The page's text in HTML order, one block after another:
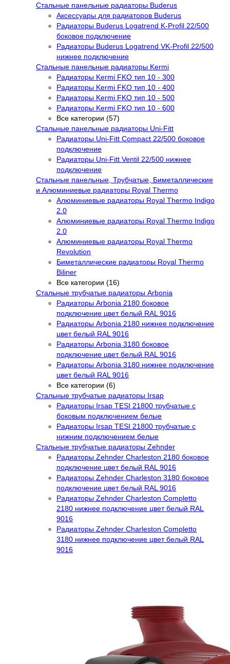
Стальные панельные радиаторы Buderus
Аксессуары для радиаторов Buderus
Радиаторы Buderus Logatrend K-Profil 22/500
боковое подключение
Радиаторы Buderus Logatrend VK-Profil 22/500
нижнее подключение
Стальные панельные радиаторы Kermi
Радиаторы Kermi FKO тип 10 - 300
Радиаторы Kermi FKO тип 10 - 400
Радиаторы Kermi FKO тип 10 - 500
Радиаторы Kermi FKO тип 10 - 600
Все категории (57)
Стальные панельные радиаторы Uni-Fitt
Радиаторы Uni-Fitt Compact 22/500 боковое
подключение
Радиаторы Uni-Fitt Ventil 22/500 нижнее
подключение
Стальные панельные, Трубчатые, Биметаллические
и Алюминиевые радиаторы Royal Thermo
Алюминиевые радиаторы Royal Thermo Indigo
2.0
Алюминиевые радиаторы Royal Thermo Indigo
2.0
Алюминиевые радиаторы Royal Thermo
Revolution
Биметаллические радиаторы Royal Thermo
Biliner
Все категории (16)
Стальные трубчатые радиаторы Arbonia
Радиаторы Arbonia 2180 боковое
подключение цвет белый RAL 9016
Радиаторы Arbonia 2180 нижнее подключение
цвет белый RAL 9016
Радиаторы Arbonia 3180 боковое
подключение цвет белый RAL 9016
Радиаторы Arbonia 3180 нижнее подключение
цвет белый RAL 9016
Все категории (6)
Стальные трубчатые радиаторы Irsap
Радиаторы Irsap TESI 21800 трубчатые с
боковым подключением белые
Радиаторы Irsap TESI 21800 трубчатые с
нижним подключением белые
Стальные трубчатые радиаторы Zehnder
Радиаторы Zehnder Charleston 2180 боковое
подключение цвет белый RAL 9016
Радиаторы Zehnder Charleston 3180 боковое
подключение цвет белый RAL 9016
Радиаторы Zehnder Charleston Completto
2180 нижнее подключение цвет белый RAL
9016
Радиаторы Zehnder Charleston Completto
3180 нижнее подключение цвет белый RAL
9016